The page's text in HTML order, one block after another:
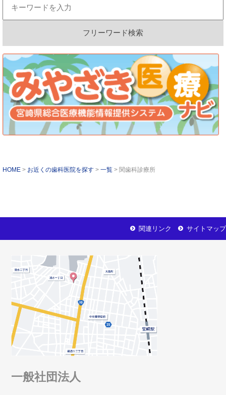
HOME お近くの歯科医院を探す 一覧 関歯科診療所
サイトマップ
関連リンク
一般社団法人